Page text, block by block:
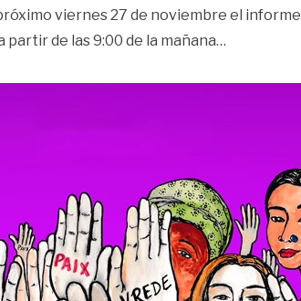
viernes 27 de noviembre el informe
partir de las 9:00 de la mañana…